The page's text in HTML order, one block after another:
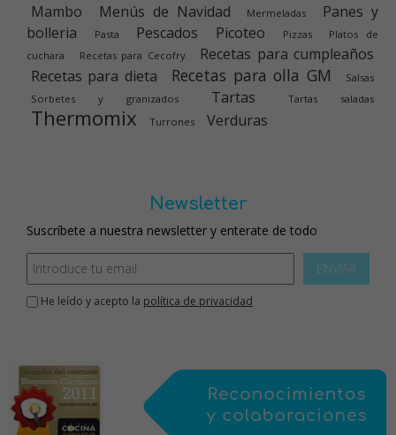
Mambo Menús de Navidad Mermeladas
Panes y
bolleria
Pasta Pescados Picoteo Pizzas
Platos de
cuchara
Recetas para Cecofry
Recetas para cumpleaños
Recetas para dieta
Recetas para olla GM
Salsas
Sorbetes y granizados
Tartas Tartas saladas
Thermomix Turrones Verduras
Newsletter
Suscríbete a nuestra newsletter y enterate de todo
ENVIAR
He leído y acepto la política de privacidad